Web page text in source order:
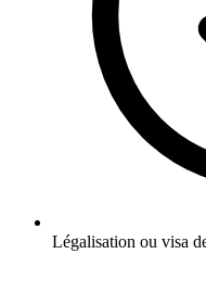
Légalisation ou visa